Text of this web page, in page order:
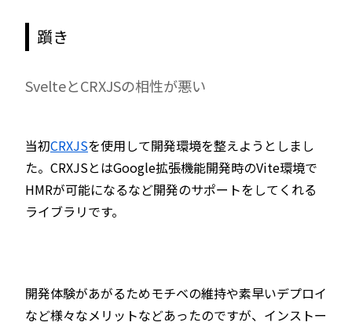
躓き
SvelteとCRXJSの相性が悪い
当初CRXJSを使用して開発環境を整えようとしまし
た。CRXJSとはGoogle拡張機能開発時のVite環境で
HMRが可能になるなど開発のサポートをしてくれる
ライブラリです。
開発体験があがるためモチベの維持や素早いデプロイ
など様々なメリットなどあったのですが、インストー